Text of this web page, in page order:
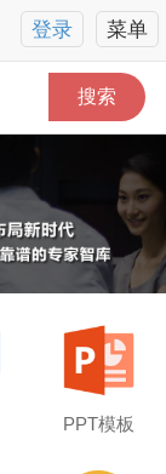
菜单
登录
搜索
PPT模板